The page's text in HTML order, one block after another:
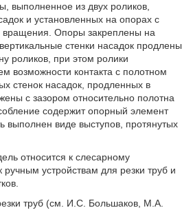
выполненное из двух роликов,
и установленных на опорах с
вращения. Опоры закреплены на
стенки насадок продлены
роликов, при этом ролики
возможности контакта с полотном
стенок насадок, продленных в
с зазором относительно полотна
содержит опорный элемент
выполнен виде выступов, протянутых
относится к слесарному
устройствам для резки труб и
труб (см. И.С. Большаков, М.А.